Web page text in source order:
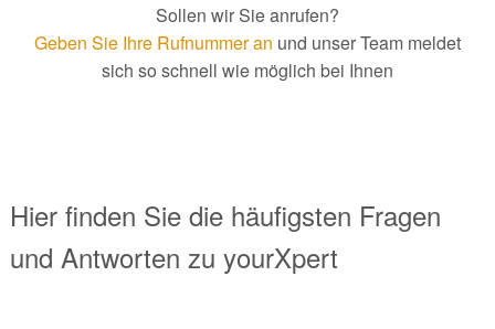
Sollen wir Sie anrufen?
Geben Sie Ihre Rufnummer an und unser Team meldet
sich so schnell wie möglich bei Ihnen
Hier finden Sie die häufigsten Fragen
und Antworten zu yourXpert